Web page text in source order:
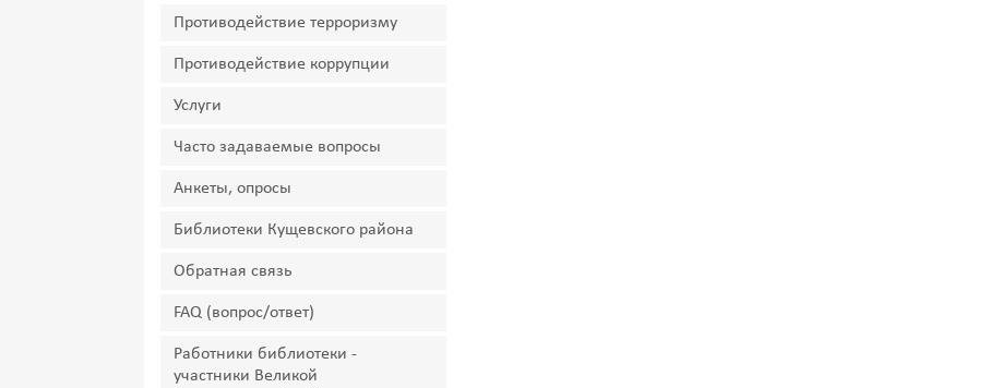
Противодействие терроризму
Противодействие коррупции
Услуги
Часто задаваемые вопросы
Анкеты, опросы
Библиотеки Кущевского района
Обратная связь
FAQ (вопрос/ответ)
Работники библиотеки -
участники Великой